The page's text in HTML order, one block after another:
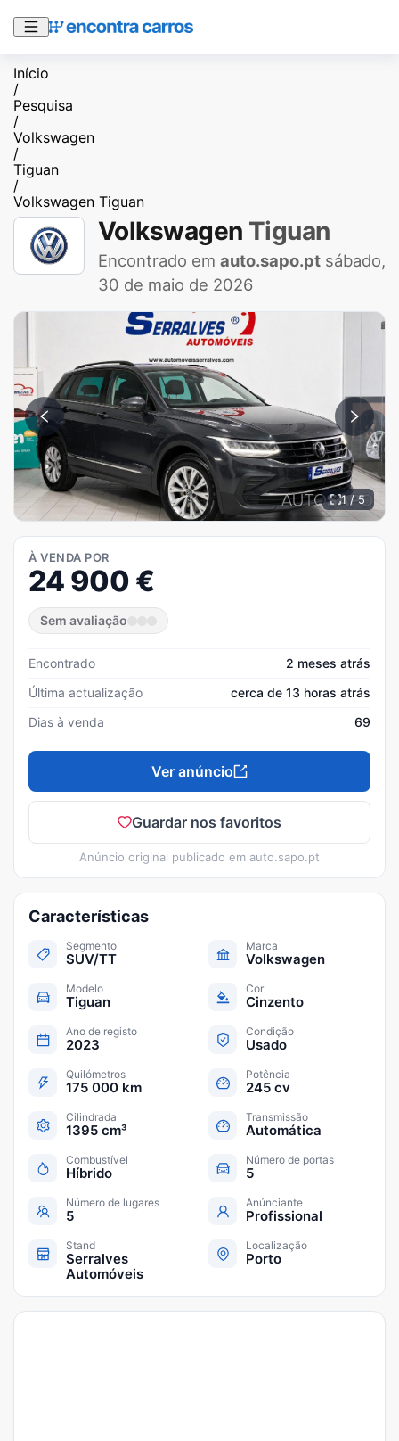
Início
/
Pesquisa
/
Volkswagen
/
Tiguan
/
Volkswagen Tiguan
Volkswagen Tiguan
Encontrado em auto.sapo.pt sábado,
30 de maio de 2026
1 / 5
À VENDA POR
24 900 €
Sem avaliação
Encontrado
2 meses atrás
Última actualização
cerca de 13 horas atrás
Dias à venda
69
Ver anúncio
Guardar nos favoritos
Anúncio original publicado em auto.sapo.pt
Características
Segmento
SUV/TT
Marca
Volkswagen
Modelo
Tiguan
Cor
Cinzento
Ano de registo
2023
Condição
Usado
Quilómetros
175 000 km
Potência
245 cv
Cilindrada
1395 cm³
Transmissão
Automática
Combustível
Híbrido
Número de portas
5
Número de lugares
5
Anúnciante
Profissional
Stand
Serralves
Automóveis
Localização
Porto